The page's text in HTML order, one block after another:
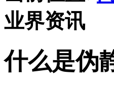
业界资讯
什么是伪